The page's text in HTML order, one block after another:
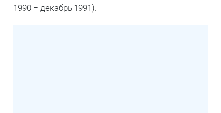
1990 – декабрь 1991).